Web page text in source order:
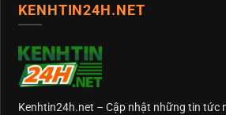
KENHTIN24H.NET
Kenhtin24h.net – Cập nhật những tin tức